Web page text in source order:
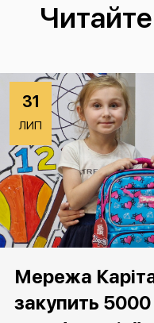
31
ЛИП
Мережа
закупить